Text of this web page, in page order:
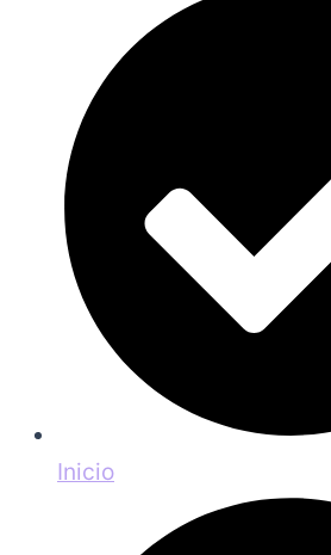
Inicio